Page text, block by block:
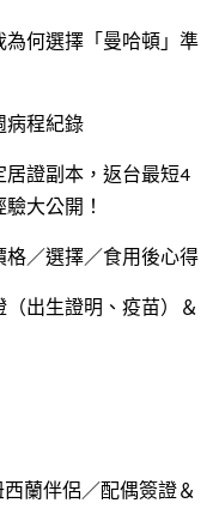
為何選擇「曼哈頓」準
病程紀錄
居證副本，返台最短4
大公開！
格／選擇／食用後心得
（出生證明、疫苗）＆
西蘭伴侶／配偶簽證＆